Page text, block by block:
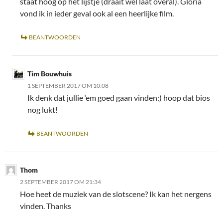
vond ik in ieder geval ook al een heerlijke film.
BEANTWOORDEN
Tim Bouwhuis
1 SEPTEMBER 2017 OM 10:08
Ik denk dat jullie ‘em goed gaan vinden:) hoop dat bios
nog lukt!
BEANTWOORDEN
Thom
2 SEPTEMBER 2017 OM 21:34
Hoe heet de muziek van de slotscene? Ik kan het nergens
vinden. Thanks